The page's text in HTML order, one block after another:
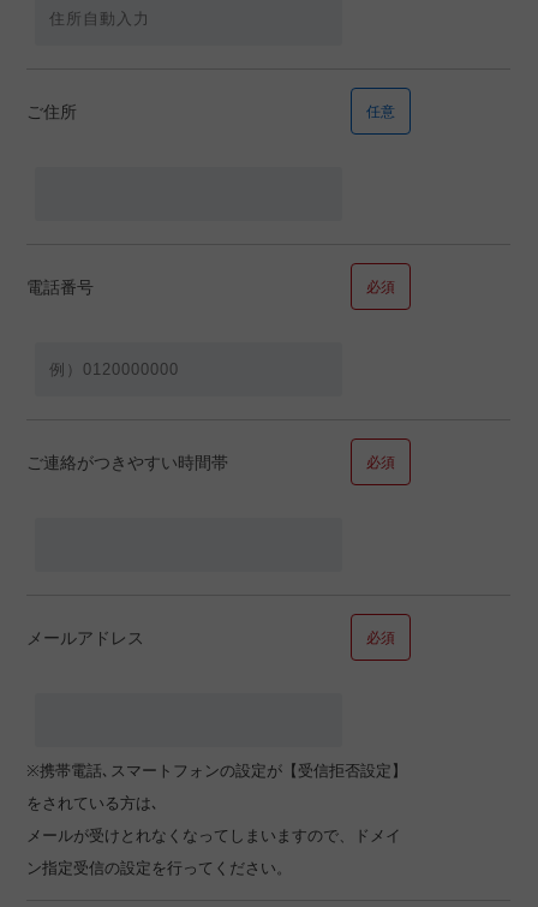
ご住所 任意
電話番号 必須
ご連絡がつきやすい時間帯 必須
メールアドレス 必須
※携帯電話､スマートフォンの設定が【受信拒否設定】
をされている方は､
メールが受けとれなくなってしまいますので、ドメイ
ン指定受信の設定を行ってください。
頭金 万
年収